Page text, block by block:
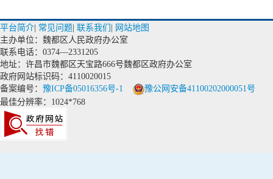
平台简介 常见问题 联系我们
网站地图
主办单位：魏都区人民政府办公室
联系电话：0374—2331205
地址：许昌市魏都区天宝路666号魏都区政府办公室
政府网站标识码：4110020015
备案编号： 豫ICP备05016356号-1
豫公网安备41100202000051号
最佳分辨率：1024*768